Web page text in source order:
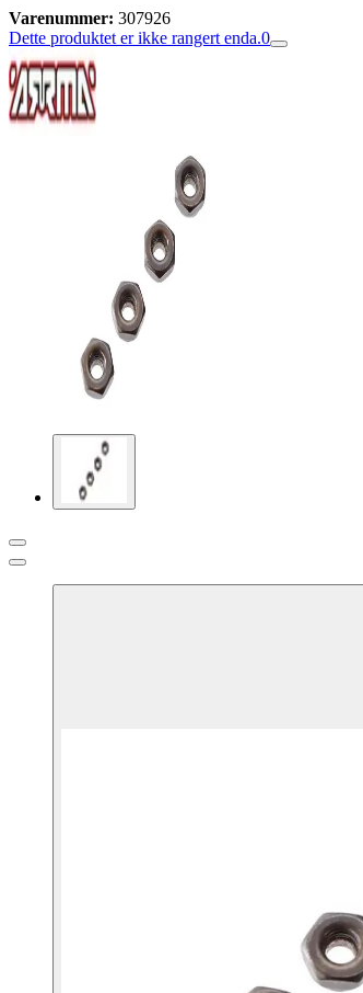
Varenummer: 307926
Dette produktet er ikke rangert enda.0